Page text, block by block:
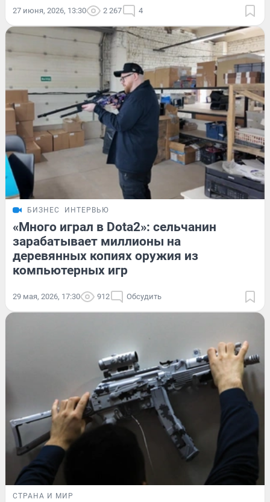
27 июня, 2026, 13:30 2 267 4
БИЗНЕС ИНТЕРВЬЮ
«Много играл в Dota2»: сельчанин
зарабатывает миллионы на
деревянных копиях оружия из
компьютерных игр
29 мая, 2026, 17:30 912 Обсудить
СТРАНА И МИР